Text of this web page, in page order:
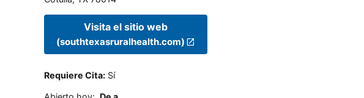
Visita el sitio web
(southtexasruralhealth.com)
Requiere Cita: Sí